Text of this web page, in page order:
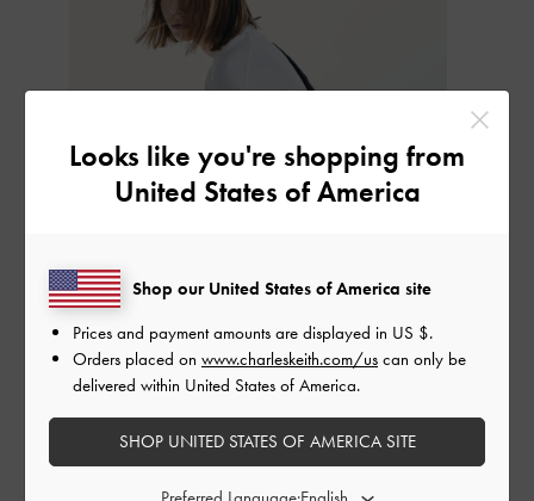
Looks like you're shopping from
United States of America
Shop our United States of America site
Prices and payment amounts are displayed in US $.
Orders placed on www.charleskeith.com/us can only be
delivered within United States of America.
SHOP UNITED STATES OF AMERICA SITE